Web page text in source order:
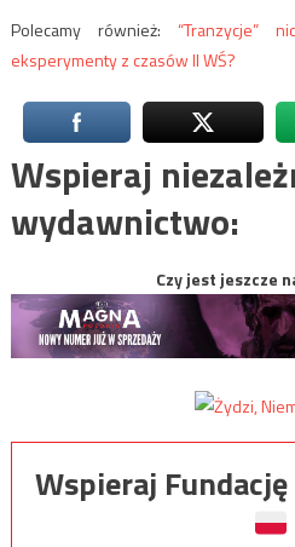
Polecamy również: “Tranzycje”
eksperymenty z czasów II WŚ?
Wspieraj
wydawnictwo:
Czy jest jeszcze
Wspieraj